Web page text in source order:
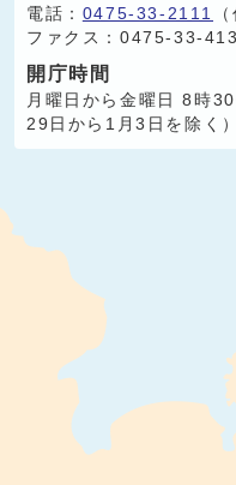
電話： 0475-33-2111
ファクス：0475-33-
開庁時間
月曜日から金曜日 8時
29日から1月3日を除く）